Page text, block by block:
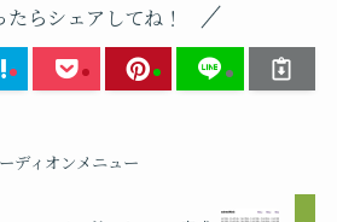
たらシェアしてね！
ディオンメニュー